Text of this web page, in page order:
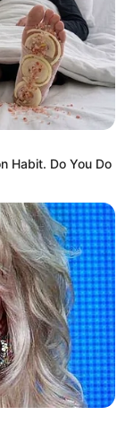
élargi et par
vous
page la
presse
Le Matin de
Zeturf et bien
Habit. Do You Do